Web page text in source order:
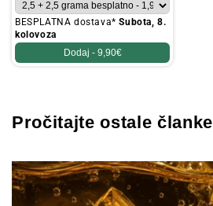
BESPLATNA dostava*Subota, 8.
kolovoza
Dodaj - 9,90€
Pročitajte ostale članke